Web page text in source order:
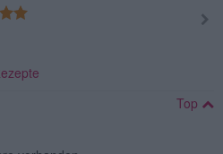
Top